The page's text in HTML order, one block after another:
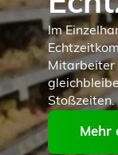
Im
Mitarbeiter
Stoßzeiten.
Mehr